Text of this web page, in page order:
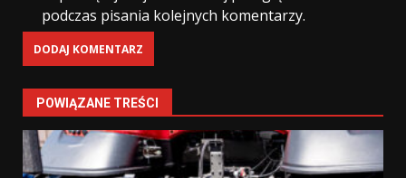
podczas pisania kolejnych komentarzy.
POWIĄZANE TREŚCI